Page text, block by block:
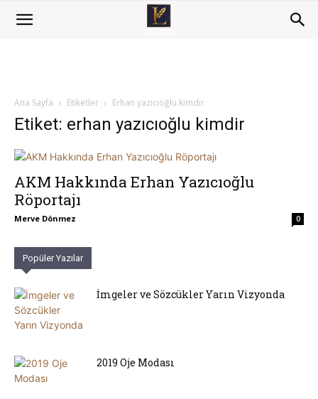
Ana Sayfa Etiketler Erhan yazıcıoğlu kimdir
Etiket: erhan yazıcıoğlu kimdir
AKM Hakkında Erhan Yazıcıoğlu
Röportajı
Merve Dönmez 0
Popüler Yazılar
İmgeler ve Sözcükler Yarın Vizyonda
2019 Oje Modası